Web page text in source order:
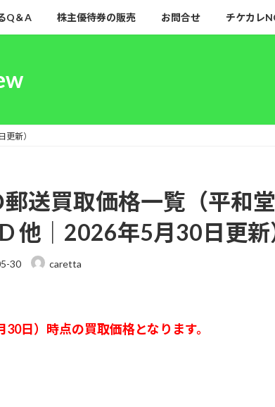
Q＆A 株主優待券の販売 お問合せ チケカレ
新）
送買取価格一覧（平和
他｜2026年5月30日更新
30 caretta
日）時点の買取価格となります。